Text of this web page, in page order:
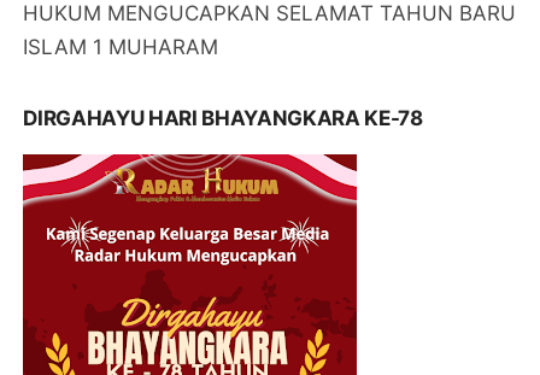
HUKUM MENGUCAPKAN SELAMAT TAHUN BARU
ISLAM 1 MUHARAM
DIRGAHAYU HARI BHAYANGKARA KE-78